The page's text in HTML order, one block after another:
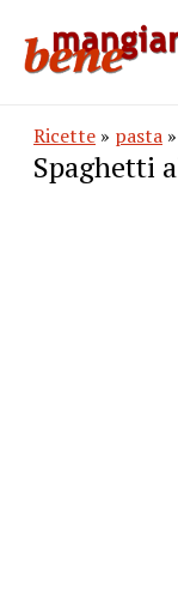
Ricette » pasta
Spaghetti